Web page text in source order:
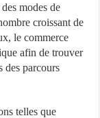
modes de
croissant de
le commerce
afin de trouver
des parcours
telles que